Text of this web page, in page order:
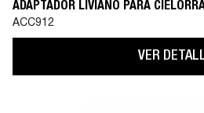
ADAPTADOR LIVIANO PARA
ACC912
VER